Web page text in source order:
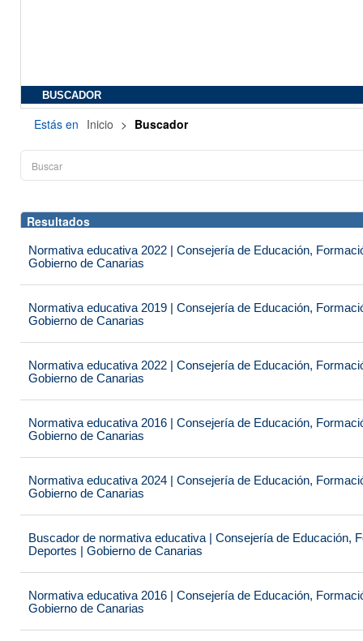
BUSCADOR
Estás en Inicio > Buscador
Resultados
Normativa educativa 2022 | Consejería de Educación,
Gobierno de Canarias
Normativa educativa 2019 | Consejería de Educación,
Gobierno de Canarias
Normativa educativa 2022 | Consejería de Educación,
Gobierno de Canarias
Normativa educativa 2016 | Consejería de Educación,
Gobierno de Canarias
Normativa educativa 2024 | Consejería de Educación,
Gobierno de Canarias
Buscador de normativa educativa | Consejería de Educación,
Deportes | Gobierno de Canarias
Normativa educativa 2016 | Consejería de Educación,
Gobierno de Canarias